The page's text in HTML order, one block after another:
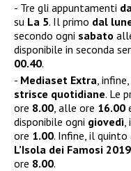
Tre gli appuntamenti
su La 5. Il primo dal
secondo ogni sabato
disponibile in seconda
00.40.
Mediaset Extra,
strisce quotidiane. Le
ore 8.00, alle ore 16.00
disponibile ogni giovedì,
ore 1.00. Infine, il
L’Isola dei Famosi 2019
ore 8.00.